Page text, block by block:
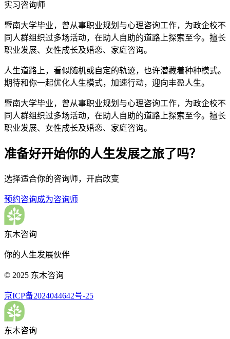
实习咨询师
暨南大学毕业，曾从事职业规划与心理咨询工作，为政企校不
同人群组织过多场活动，在助人自助的道路上探索至今。擅长
职业发展、女性成长及婚恋、家庭咨询。
人生道路上，看似随机或自定的轨迹，也许潜藏着种种模式。
期待和你一起优化人生模式，加速行动，迎向丰盈人生。
暨南大学毕业，曾从事职业规划与心理咨询工作，为政企校不
同人群组织过多场活动，在助人自助的道路上探索至今。擅长
职业发展、女性成长及婚恋、家庭咨询。
准备好开始你的人生发展之旅了吗？
选择适合你的咨询师，开启改变
预约咨询成为咨询师
东木咨询
你的人生发展伙伴
© 2025 东木咨询
京ICP备2024044642号-25
东木咨询